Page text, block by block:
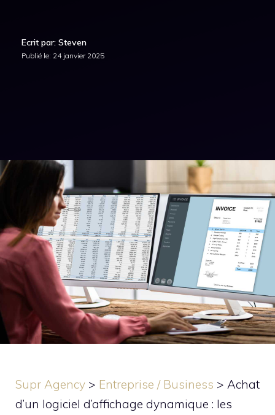
Ecrit par: Steven
Publié le: 24 janvier 2025
Supr Agency > Entreprise / Business > Achat
d’un logiciel d’affichage dynamique : les